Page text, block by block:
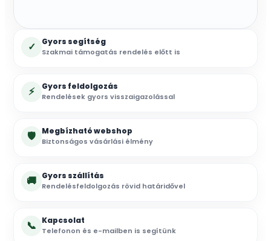
✓ Gyors segítség
Szakmai támogatás rendelés előtt is
⚡ Gyors feldolgozás
Rendelések gyors visszaigazolással
🛡 Megbízható webshop
Biztonságos vásárlási élmény
🚚 Gyors szállítás
Rendelésfeldolgozás rövid határidővel
📞 Kapcsolat
Telefonon és e-mailben is segítünk